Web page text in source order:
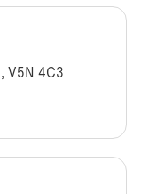
V5N 4C3